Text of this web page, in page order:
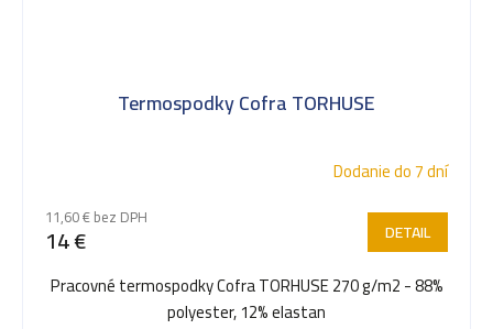
Termospodky Cofra TORHUSE
Dodanie do 7 dní
11,60 € bez DPH
14 € DETAIL
Pracovné termospodky Cofra TORHUSE 270 g/m2 - 88%
polyester, 12% elastan